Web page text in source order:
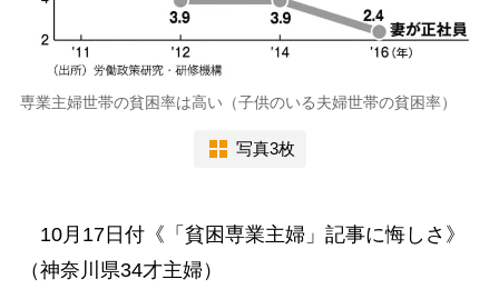
専業主婦世帯の貧困率は高い（子供のいる夫婦世帯の貧困率）
写真3枚
10月17日付《「貧困専業主婦」記事に悔しさ》
（神奈川県34才主婦）